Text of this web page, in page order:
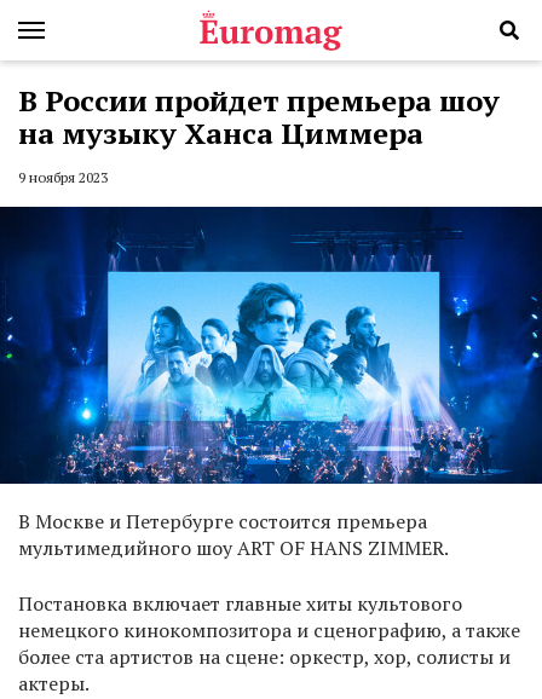
В России пройдет премьера шоу
на музыку Ханса Циммера
9 ноября 2023
В Москве и Петербурге состоится премьера
мультимедийного шоу ART OF HANS ZIMMER.
Постановка включает главные хиты культового
немецкого кинокомпозитора и сценографию, а также
более ста артистов на сцене: оркестр, хор, солисты и
актеры.